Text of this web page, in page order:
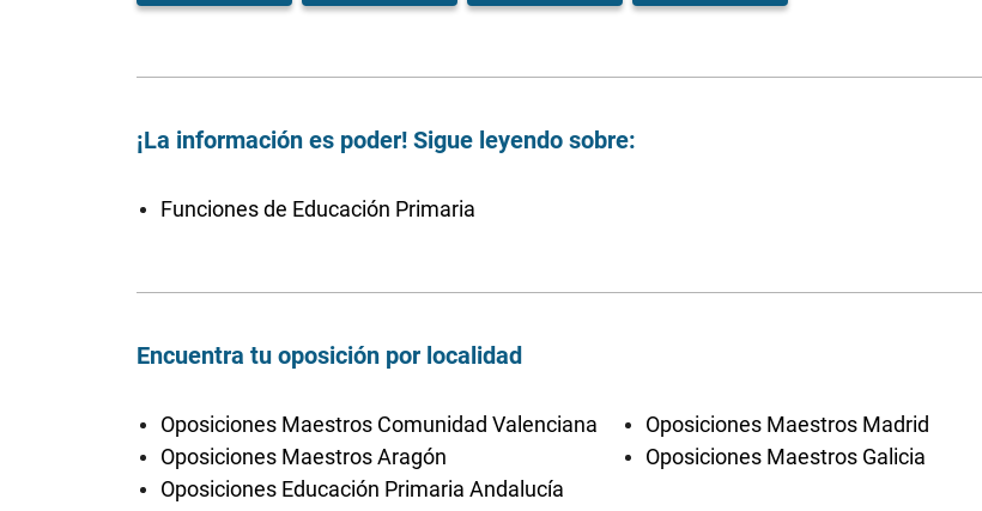
¡La información es poder! Sigue leyendo sobre:
Funciones de Educación Primaria
Encuentra tu oposición por localidad
Oposiciones Maestros Comunidad Valenciana
Oposiciones Maestros Aragón
Oposiciones Educación Primaria Andalucía
Oposiciones Maestros Madrid
Oposiciones Maestros Galicia